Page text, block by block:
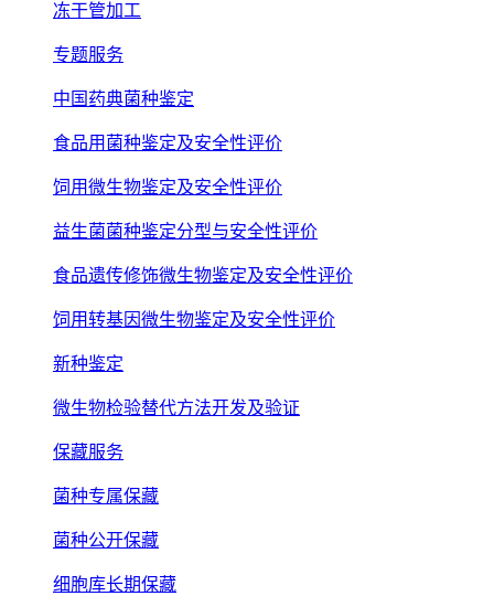
冻干管加工
专题服务
中国药典菌种鉴定
食品用菌种鉴定及安全性评价
饲用微生物鉴定及安全性评价
益生菌菌种鉴定分型与安全性评价
食品遗传修饰微生物鉴定及安全性评价
饲用转基因微生物鉴定及安全性评价
新种鉴定
微生物检验替代方法开发及验证
保藏服务
菌种专属保藏
菌种公开保藏
细胞库长期保藏